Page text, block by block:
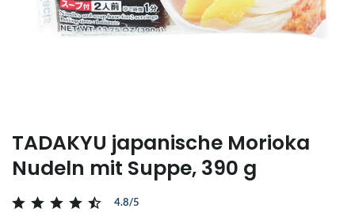
TADAKYU japanische Morioka
Nudeln mit Suppe, 390 g
4.8/5